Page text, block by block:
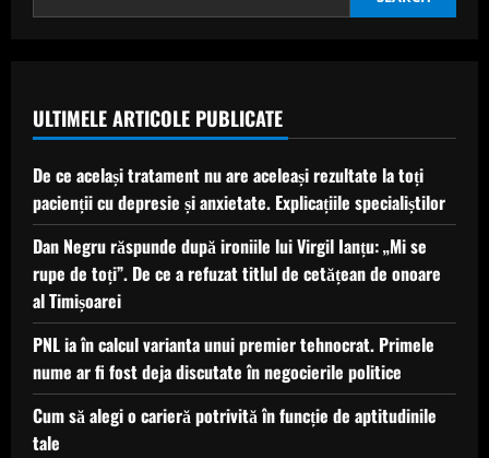
poate
ULTIMELE ARTICOLE PUBLICATE
De ce același tratament nu are aceleași rezultate la toți
pacienții cu depresie și anxietate. Explicațiile specialiștilor
Dan Negru răspunde după ironiile lui Virgil Ianțu: „Mi se
rupe de toți”. De ce a refuzat titlul de cetățean de onoare
al Timișoarei
PNL ia în calcul varianta unui premier tehnocrat. Primele
nume ar fi fost deja discutate în negocierile politice
Cum să alegi o carieră potrivită în funcție de aptitudinile
tale